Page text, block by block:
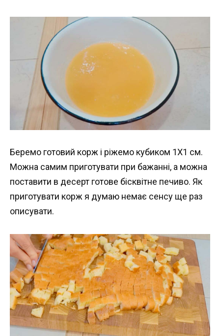
Беремо готовий корж і ріжемо кубиком 1Х1 см.
Можна самим приготувати при бажанні, а можна
поставити в десерт готове бісквітне печиво. Як
приготувати корж я думаю немає сенсу ще раз
описувати.